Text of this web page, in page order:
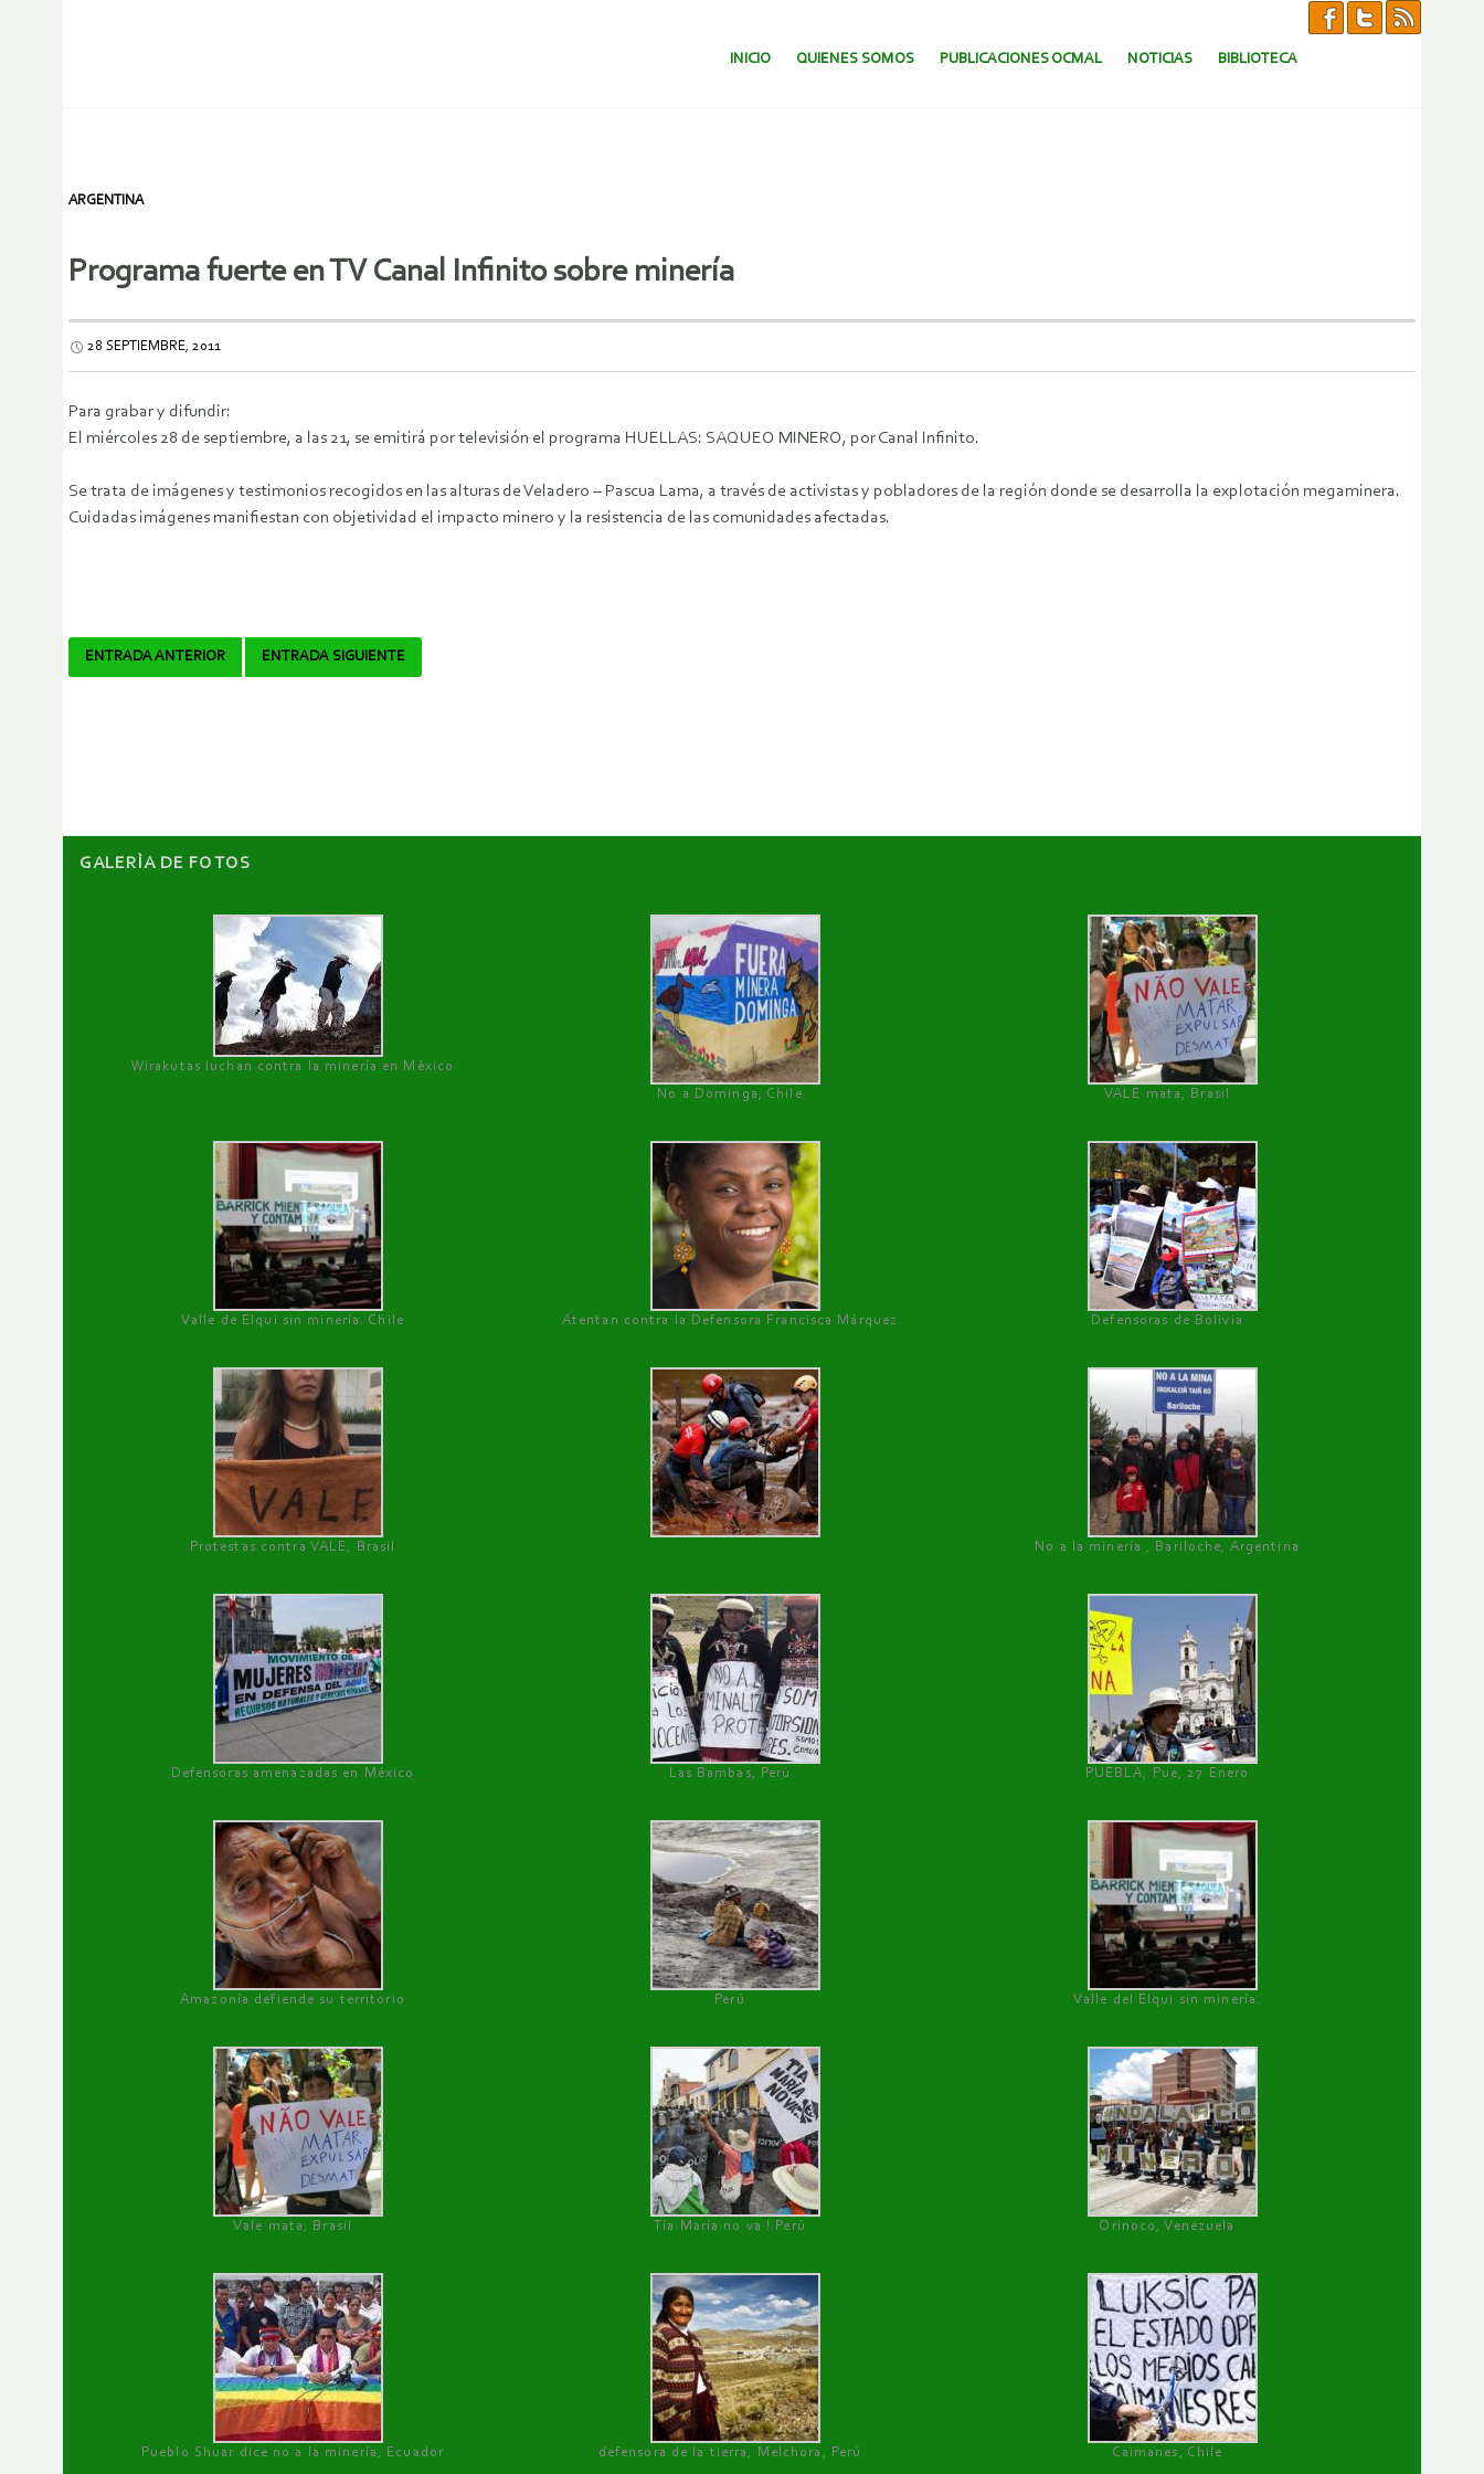
SALTAR AL CONTENIDO.
INICIO QUIENES SOMOS PUBLICACIONES OCMAL NOTICIAS BIBLIOTECA
ARGENTINA
Programa fuerte en TV Canal Infinito sobre minería
28 SEPTIEMBRE, 2011
Para grabar y difundir:
El miércoles 28 de septiembre, a las 21, se emitirá por televisión el programa HUELLAS: SAQUEO MINERO, por Canal Infinito.
Se trata de imágenes y testimonios recogidos en las alturas de Veladero – Pascua Lama, a través de activistas y pobladores de la región donde se desarrolla la explotación megaminera.
Cuidadas imágenes manifiestan con objetividad el impacto minero y la resistencia de las comunidades afectadas.
Navegador
ENTRADA ANTERIOR ENTRADA SIGUIENTE
GALERÌA DE FOTOS
Wirakutas luchan contra la minería en México
No a Dominga, Chile
VALE mata, Brasil
Valle de Elqui sin minería. Chile Atentan contra la Defensora Francisca Márquez Defensoras de Bolivia
Protestas contra VALE, Brasil No a la minería , Bariloche, Argentina
Defensoras amenazadas en México Las Bambas, Perú PUEBLA, Pue, 27 Enero
Amazonía defiende su territorio Perú Valle del Elqui sin minería.
Vale mata, Brasil Tía María no va ! Perú Orinoco, Venezuela
Pueblo Shuar dice no a la minería, Ecuador defensora de la tierra, Melchora, Perú Caimanes, Chile